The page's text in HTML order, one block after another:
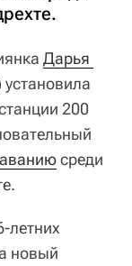
Дарья
200
среди
летних
новый